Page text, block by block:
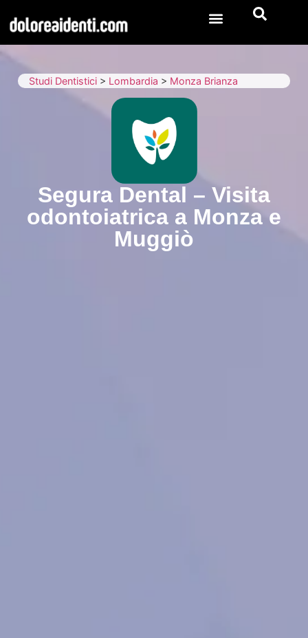
Studi Dentistici > Lombardia > Monza Brianza
Segura Dental – Visita
odontoiatrica a Monza e
Muggiò